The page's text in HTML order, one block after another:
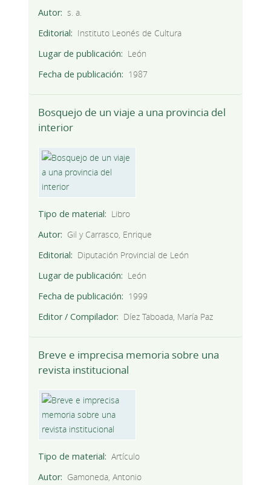
Autor
s. a.
Editorial
Instituto Leonés de Cultura
Lugar de publicación
León
Fecha de publicación
1987
Bosquejo de un viaje a una provincia del
interior
Tipo de material
Libro
Autor
Gil y Carrasco, Enrique
Editorial
Diputación Provincial de León
Lugar de publicación
León
Fecha de publicación
1999
Editor / Compilador
Díez Taboada, María Paz
Breve e imprecisa memoria sobre una
revista institucional
Tipo de material
Artículo
Autor
Gamoneda, Antonio